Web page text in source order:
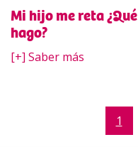
Mi hijo me reta ¿Qué
hago?
[+] Saber más
1